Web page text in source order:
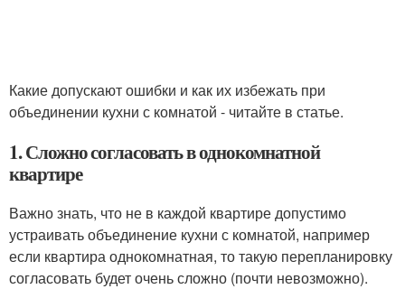
Какие допускают ошибки и как их избежать при
объединении кухни с комнатой - читайте в статье.
1. Сложно согласовать в однокомнатной
квартире
Важно знать, что не в каждой квартире допустимо
устраивать объединение кухни с комнатой, например
если квартира однокомнатная, то такую перепланировку
согласовать будет очень сложно (почти невозможно).